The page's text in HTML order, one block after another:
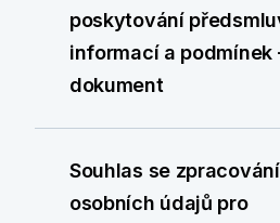
poskytování
informací a podmínek
dokument
Souhlas se
osobních údajů pro